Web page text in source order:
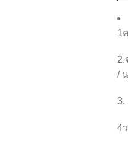
1
2.
/
3.
4